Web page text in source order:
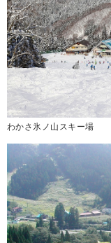
わかさ氷ノ山スキー場